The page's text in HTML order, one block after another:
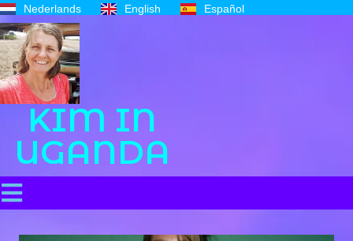
Nederlands English Español
KIM IN
UGANDA